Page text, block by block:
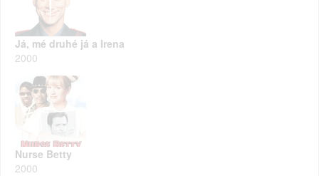
Já, mé druhé já a Irena
2000
Nurse Betty
2000